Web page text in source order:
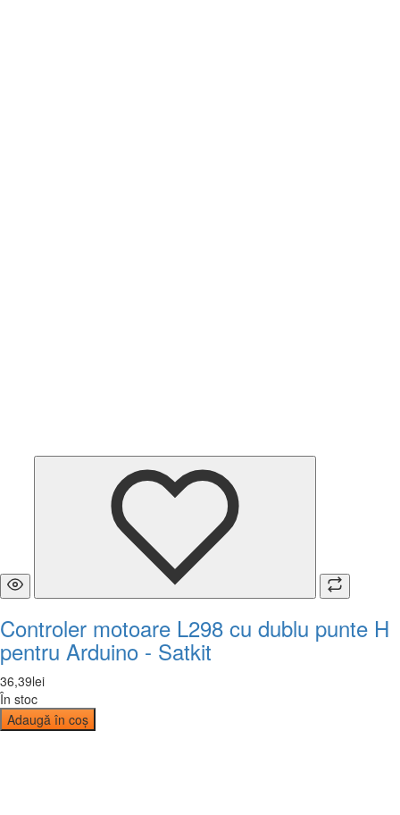
Controler motoare L298 cu dublu punte H
pentru Arduino - Satkit
36,39lei
În stoc
Adaugă în coș